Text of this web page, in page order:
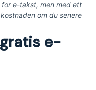
for e-takst, men med ett
om du senere
e-